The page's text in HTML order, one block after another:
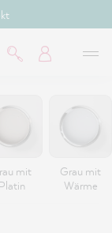
mit
Grau mit
Wärme